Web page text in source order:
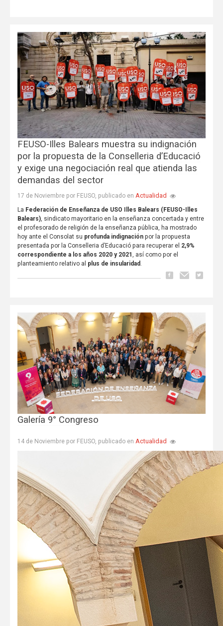
FEUSO-Illes Balears muestra su indignación
por la propuesta de la Conselleria d’Educació
y exige una negociación real que atienda las
demandas del sector
17 de Noviembre por FEUSO, publicado en Actualidad
La Federación de Enseñanza de USO Illes Balears (FEUSO-Illes
Balears), sindicato mayoritario en la enseñanza concertada y entre
el profesorado de religión de la enseñanza pública, ha mostrado
hoy ante el Consolat su profunda indignaciónpor la propuesta
presentada por la Conselleria d’Educació para recuperar el 2,9%
correspondiente a los años 2020 y 2021
, así como por el
planteamiento relativo al plus de insularidad
Galería 9° Congreso
14 de Noviembre por FEUSO, publicado en Actualidad